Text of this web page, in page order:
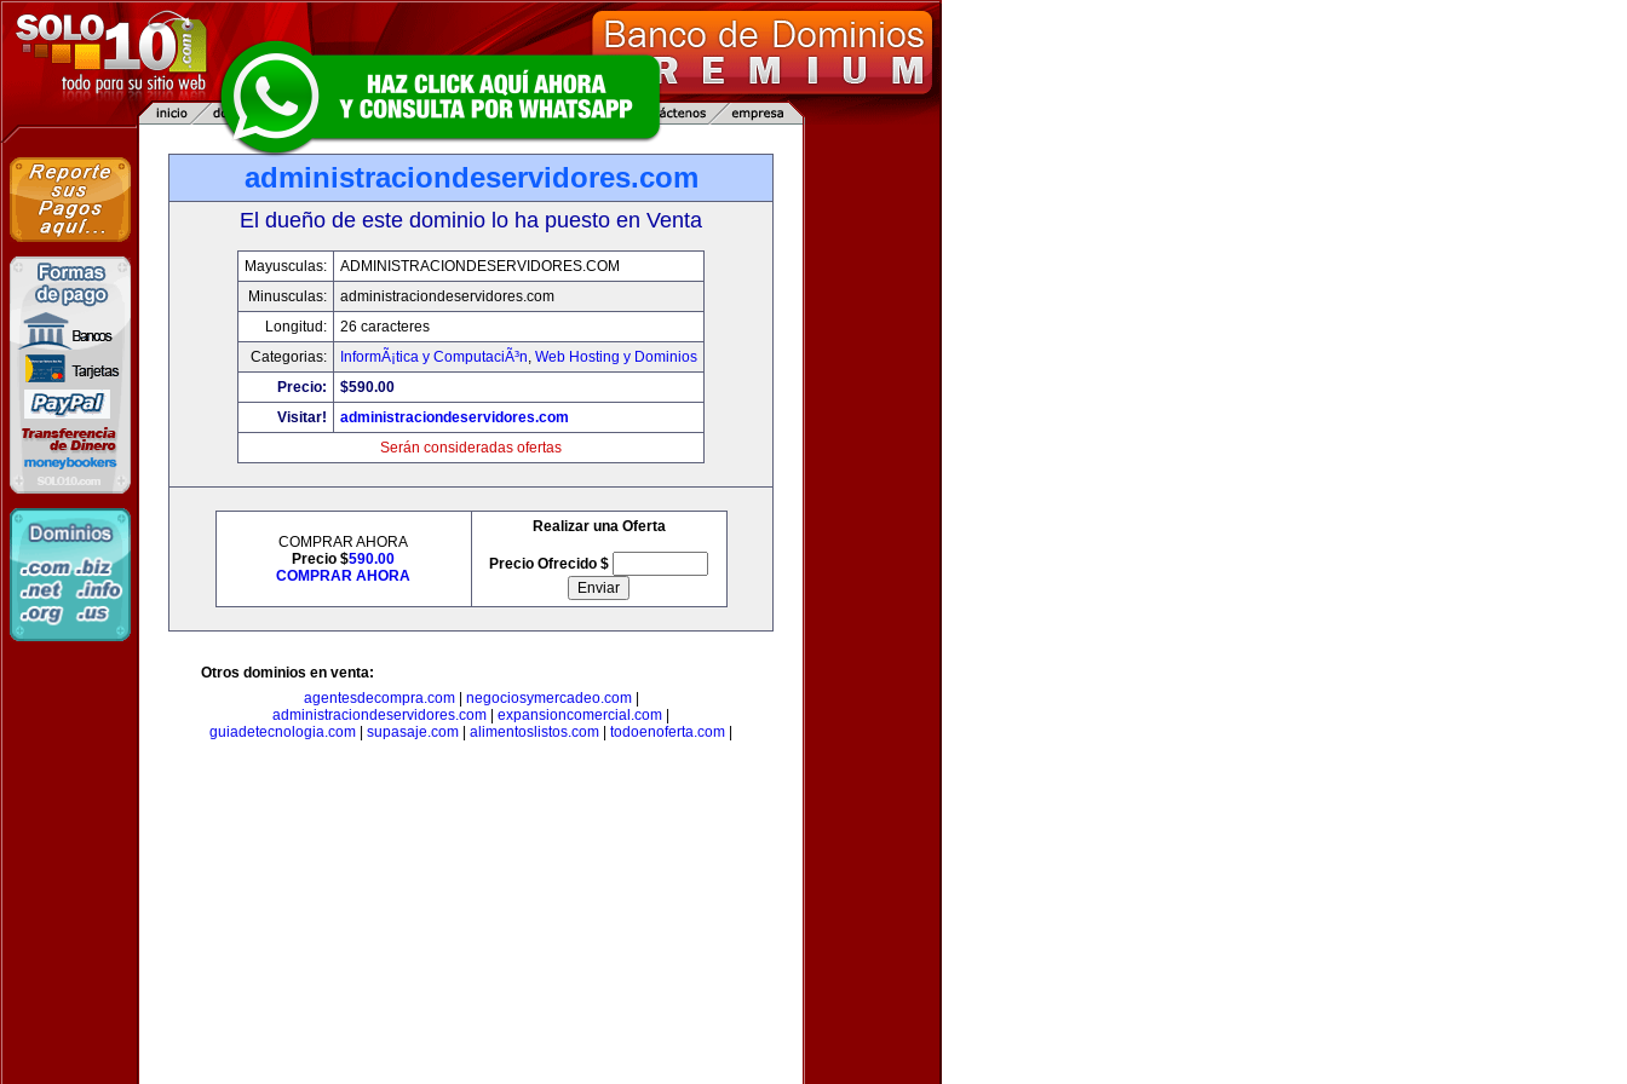
administraciondeservidores.com
El dueño de este dominio lo ha puesto en Venta
Mayusculas:
ADMINISTRACIONDESERVIDORES.COM
Minusculas:
administraciondeservidores.com
Longitud:
26 caracteres
Categorias:
InformÃ¡tica y ComputaciÃ³n, Web Hosting y Dominios
Precio:
$590.00
Visitar!
administraciondeservidores.com
Serán consideradas ofertas
COMPRAR AHORA
Precio $590.00
COMPRAR AHORA
Realizar una Oferta
Precio Ofrecido $
Otros dominios en venta:
agentesdecompra.com| negociosymercadeo.com|
administraciondeservidores.com
expansioncomercial.com
guiadetecnologia.com
supasaje.com alimentoslistos.com todoenoferta.com